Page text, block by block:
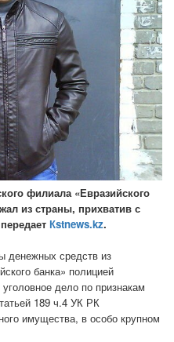
филиала «Евразийского
из страны, прихватив с
Кstnews.kz.
денежных средств из
банка» полицией
дело по признакам
189 ч.4 УК РК
имущества, в особо крупном